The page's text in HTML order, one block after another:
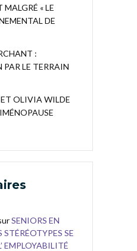
« LE
DE
:
PAR LE TERRAIN
ET OLIVIA WILDE
SENIORS EN
STÉRÉOTYPES SE
EMPLOYABILITÉ